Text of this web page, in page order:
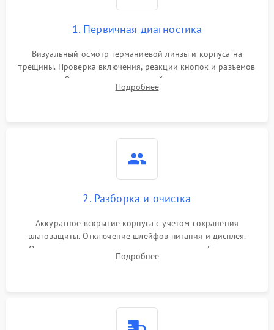
1. Первичная диагностика
Визуальный осмотр германиевой линзы и корпуса на
трещины. Проверка включения, реакции кнопок и разъемов
зарядки. Оценка вывода тепловой сигнатуры на экран,
проверка базовых функций и считывание системных
Подробнее
2. Разборка и очистка
Аккуратное вскрытие корпуса с учетом сохранения
влагозащиты. Отключение шлейфов питания и дисплея.
Очистка внутренних плат от окислов и пыли. Бережная
обработка германиевого объектива специализированными
Подробнее